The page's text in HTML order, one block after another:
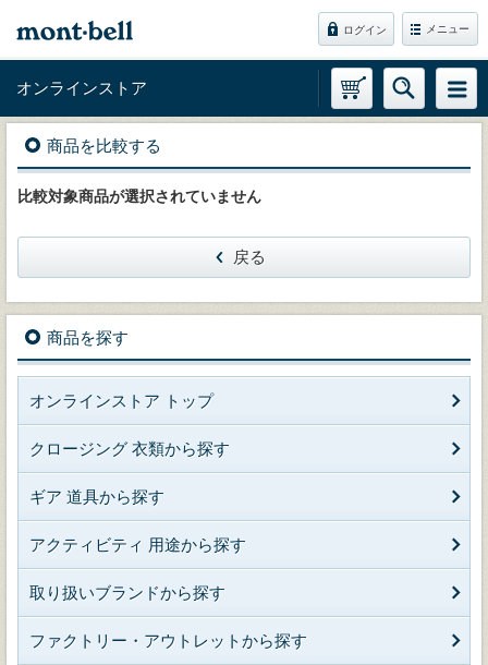
ログイン メニュー
オンラインストア
商品を比較する
比較対象商品が選択されていません
戻る
商品を探す
オンラインストア トップ
クロージング 衣類から探す
ギア 道具から探す
アクティビティ 用途から探す
取り扱いブランドから探す
ファクトリー・アウトレットから探す